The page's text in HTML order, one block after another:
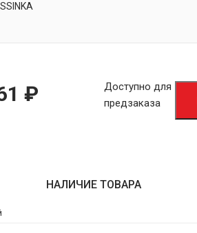
₽
Доступно для
предзаказа
НАЛИЧИЕ ТОВАРА